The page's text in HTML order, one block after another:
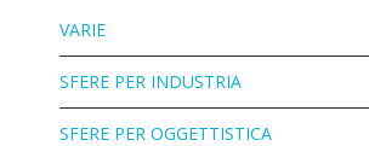
VARIE
SFERE PER INDUSTRIA
SFERE PER OGGETTISTICA